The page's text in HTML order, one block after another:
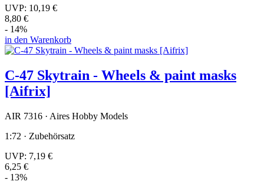
UVP: 10,19 €
8,80 €
- 14%
in den Warenkorb
C-47 Skytrain - Wheels & paint masks
[Aifrix]
AIR 7316 · Aires Hobby Models
1:72 · Zubehörsatz
UVP: 7,19 €
6,25 €
- 13%